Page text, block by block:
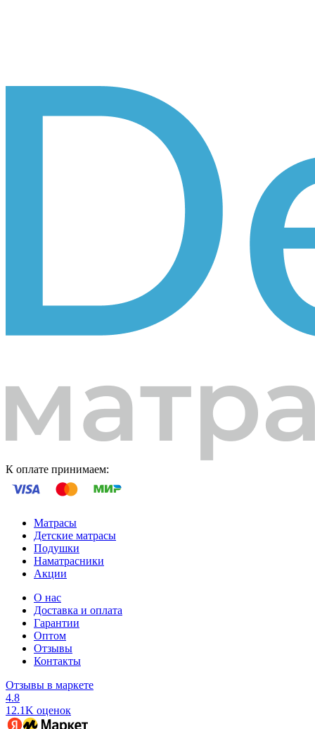
К оплате принимаем:
Матрасы
Детские матрасы
Подушки
Наматрасники
Акции
О нас
Доставка и оплата
Гарантии
Оптом
Отзывы
Контакты
Отзывы в маркете
4.8
12.1K оценок